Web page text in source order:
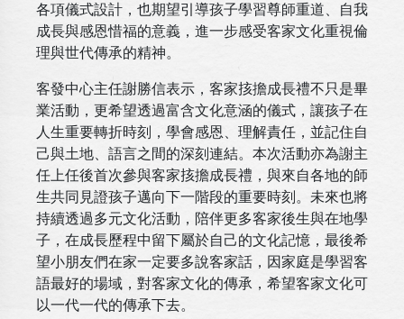
各項儀式設計，也期望引導孩子學習尊師重道、自我
成長與感恩惜福的意義，進一步感受客家文化重視倫
理與世代傳承的精神。
客發中心主任謝勝信表示，客家㧡擔成長禮不只是畢
業活動，更希望透過富含文化意涵的儀式，讓孩子在
人生重要轉折時刻，學會感恩、理解責任，並記住自
己與土地、語言之間的深刻連結。本次活動亦為謝主
任上任後首次參與客家㧡擔成長禮，與來自各地的師
生共同見證孩子邁向下一階段的重要時刻。未來也將
持續透過多元文化活動，陪伴更多客家後生與在地學
子，在成長歷程中留下屬於自己的文化記憶，最後希
望小朋友們在家一定要多說客家話，因家庭是學習客
語最好的場域，對客家文化的傳承，希望客家文化可
以一代一代的傳承下去。